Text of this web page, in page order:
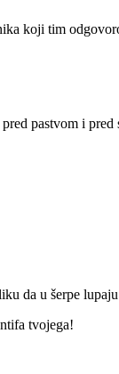
koji tim
pastvom i pred
da u šerpe
tvojega!